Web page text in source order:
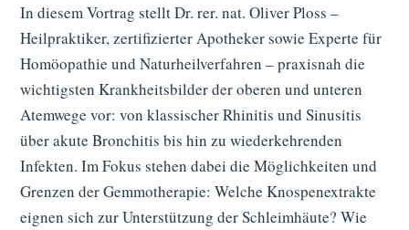
In diesem Vortrag stellt Dr. rer. nat. Oliver Ploss –
Heilpraktiker, zertifizierter Apotheker sowie Experte für
Homöopathie und Naturheilverfahren – praxisnah die
wichtigsten Krankheitsbilder der oberen und unteren
Atemwege vor: von klassischer Rhinitis und Sinusitis
über akute Bronchitis bis hin zu wiederkehrenden
Infekten. Im Fokus stehen dabei die Möglichkeiten und
Grenzen der Gemmotherapie: Welche Knospenextrakte
eignen sich zur Unterstützung der Schleimhäute? Wie